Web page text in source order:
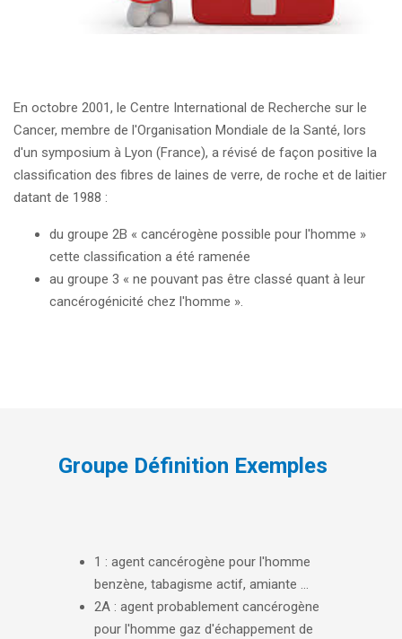
En octobre 2001, le Centre International de Recherche sur le
Cancer, membre de l'Organisation Mondiale de la Santé, lors
d'un symposium à Lyon (France), a révisé de façon positive la
classification des fibres de laines de verre, de roche et de laitier
datant de 1988 :
du groupe 2B « cancérogène possible pour l'homme »
cette classification a été ramenée
au groupe 3 « ne pouvant pas être classé quant à leur
cancérogénicité chez l'homme ».
Groupe Définition Exemples
1 : agent cancérogène pour l'homme
benzène, tabagisme actif, amiante ...
2A : agent probablement cancérogène
pour l'homme gaz d'échappement de